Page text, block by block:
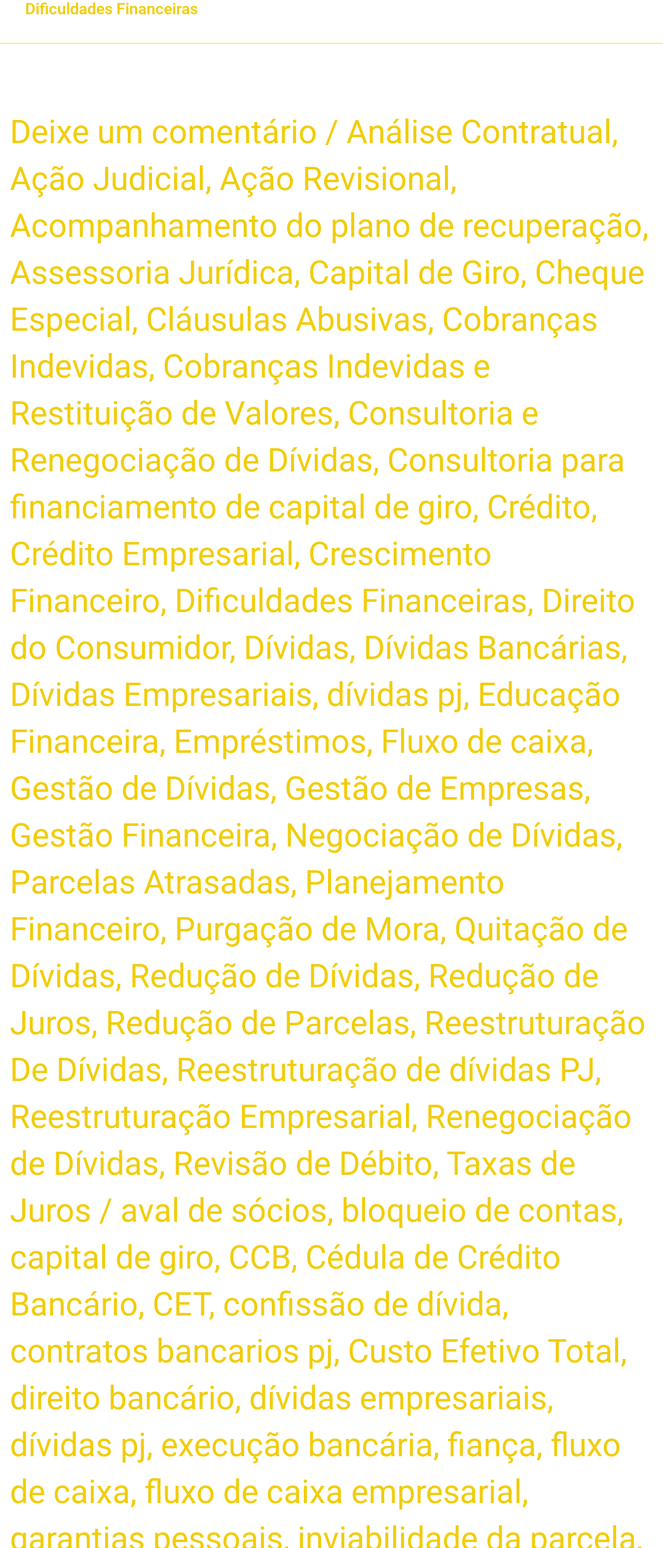
Dificuldades Financeiras
Deixe um comentário / Análise Contratual ,
Ação Judicial , Ação Revisional ,
Acompanhamento do plano de recuperação,
Assessoria Jurídica, Capital de Giro, Cheque
Especial , Cláusulas Abusivas, Cobranças
Indevidas, Cobranças Indevidas e
Restituição de Valores, Consultoria e
Renegociação de Dívidas, Consultoria para
financiamento de capital de giro, Crédito,
Crédito Empresarial , Crescimento
Financeiro, Dificuldades Financeiras, Direito
do Consumidor, Dívidas, Dívidas Bancárias,
Dívidas Empresariais, dívidas pj, Educação
Financeira, Empréstimos, Fluxo de caixa,
Gestão de Dívidas, Gestão de Empresas,
Gestão Financeira, Negociação de Dívidas,
Parcelas Atrasadas, Planejamento
Financeiro, Purgação de Mora, Quitação de
Dívidas, Redução de Dívidas, Redução de
Juros, Redução de Parcelas, Reestruturação
De Dívidas, Reestruturação de dívidas PJ,
Reestruturação Empresarial , Renegociação
de Dívidas, Revisão de Débito, Taxas de
Juros / aval de sócios, bloqueio de contas,
capital de giro, CCB, Cédula de Crédito
Bancário, CET, confissão de dívida,
contratos bancarios pj, Custo Efetivo Total ,
direito bancário, dívidas empresariais,
dívidas pj, execução bancária, fiança, fluxo
de caixa, fluxo de caixa empresarial ,
garantias pessoais, inviabilidade da parcela,
Provar
a
da
Parcela
Capital
de